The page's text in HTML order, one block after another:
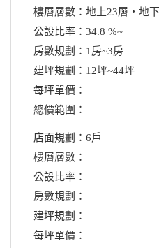
樓層層數：地上23層‧地
公設比率：34.8 %~
房數規劃：1房~3房
建坪規劃：12坪~44坪
每坪單價：
總價範圍：
店面規劃：6戶
樓層層數：
公設比率：
房數規劃：
建坪規劃：
每坪單價：